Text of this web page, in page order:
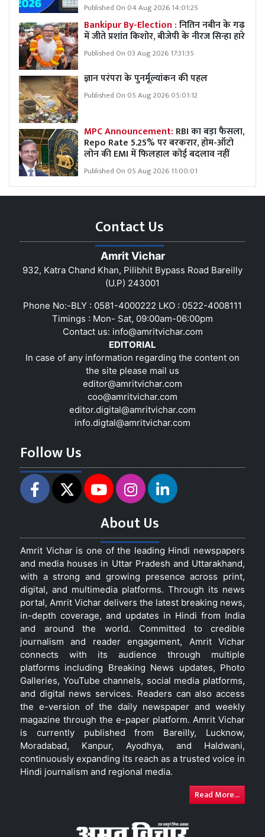
Published On 04 Aug 2026 14:01:25
Bankipur By-Election :नितिन नबीन के गढ़
में जीते प्रशांत किशोर, बीजेपी के नीरज सिन्हा हारे
Published On 03 Aug 2026 17:31:35
ज्ञान परंपरा के पुनर्मूल्यांकन की पहल
Published On 05 Aug 2026 05:01:12
MPC Announcement: RBI का बड़ा फैसला,
Repo Rate 5.25% पर बरकरार, होम-ऑटो
लोन की EMI में फिलहाल कोई बदलाव नहीं
Published On 05 Aug 2026 11:00:01
Contact Us
Amrit Vichar
932, Katra Chand Khan, Pilibhit Bypass Road Bareilly
(U.P) 243001
Phone No:-BLY : 0581-4000222 LKO : 0522-4008111
Timings : Mon- Sat, 09:00am-06:00pm
Contact us: info@amritvichar.com
EDITORIAL
In case of any information regarding the content on
the site please mail us
editor@amritvichar.com
coo@amritvichar.com
editor.digital@amritvichar.com
info.digtal@amritvichar.com
Follow Us
About Us
Amrit Vichar is one of the leading Hindi newspapers
and media houses in Uttar Pradesh and Uttarakhand,
with a strong and growing presence across print,
digital, and multimedia platforms. Through its news
portal, Amrit Vichar delivers the latest breaking news,
in-depth coverage, and updates in Hindi from India
and around the world. Committed to credible
journalism and reader engagement, Amrit Vichar
connects with its audience through multiple
platforms including Breaking News updates, Photo
Galleries, YouTube channels, social media platforms,
and digital news services. Readers can also access
the e-version of the daily newspaper and weekly
magazine through the e-paper platform. Amrit Vichar
is currently published from Bareilly, Lucknow,
Moradabad, Kanpur, Ayodhya, and Haldwani,
continuously expanding its reach as a trusted voice in
Hindi journalism and regional media.
Read More...